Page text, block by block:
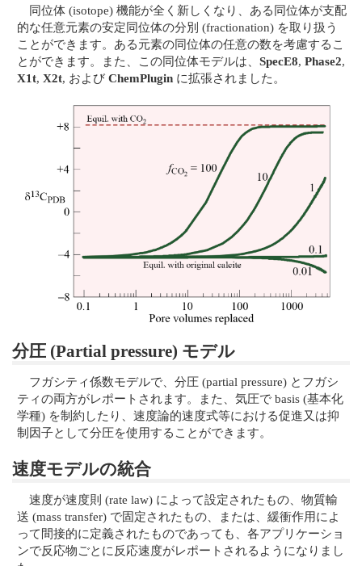
同位体 (isotope) 機能が全く新しくなり、ある同位体が支配
的な任意元素の安定同位体の分別 (fractionation) を取り扱う
ことができます。ある元素の同位体の任意の数を考慮するこ
とができます。また、この同位体モデルは、SpecE8,Phase2,
X1t, X2t, およびChemPlugin に拡張されました。
分圧 (Partial pressure) モデル
フガシティ係数モデルで、分圧 (partial pressure) とフガシ
ティの両方がレポートされます。また、気圧で basis (基本化
学種) を制約したり、速度論的速度式等における促進又は抑
制因子として分圧を使用することができます。
速度モデルの統合
速度が速度則 (rate law) によって設定されたもの、物質輸
送 (mass transfer) で固定されたもの、または、緩衝作用によ
って間接的に定義されたものであっても、各アプリケーショ
ンで反応物ごとに反応速度がレポートされるようになりまし